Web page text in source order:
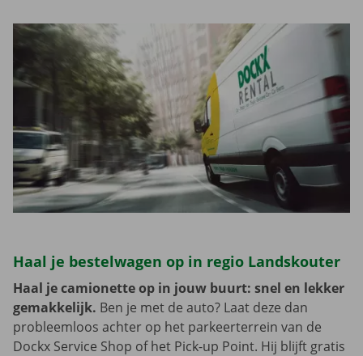
Haal je bestelwagen op in regio Landskouter
Haal je camionette op in jouw buurt: snel en lekker
gemakkelijk. Ben je met de auto? Laat deze dan
probleemloos achter op het parkeerterrein van de
Dockx Service Shop of het Pick-up Point. Hij blijft gratis